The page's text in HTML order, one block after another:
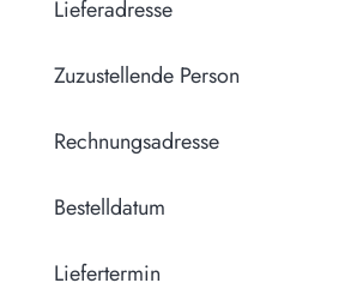
Lieferadresse
Zuzustellende Person
Rechnungsadresse
Bestelldatum
Liefertermin